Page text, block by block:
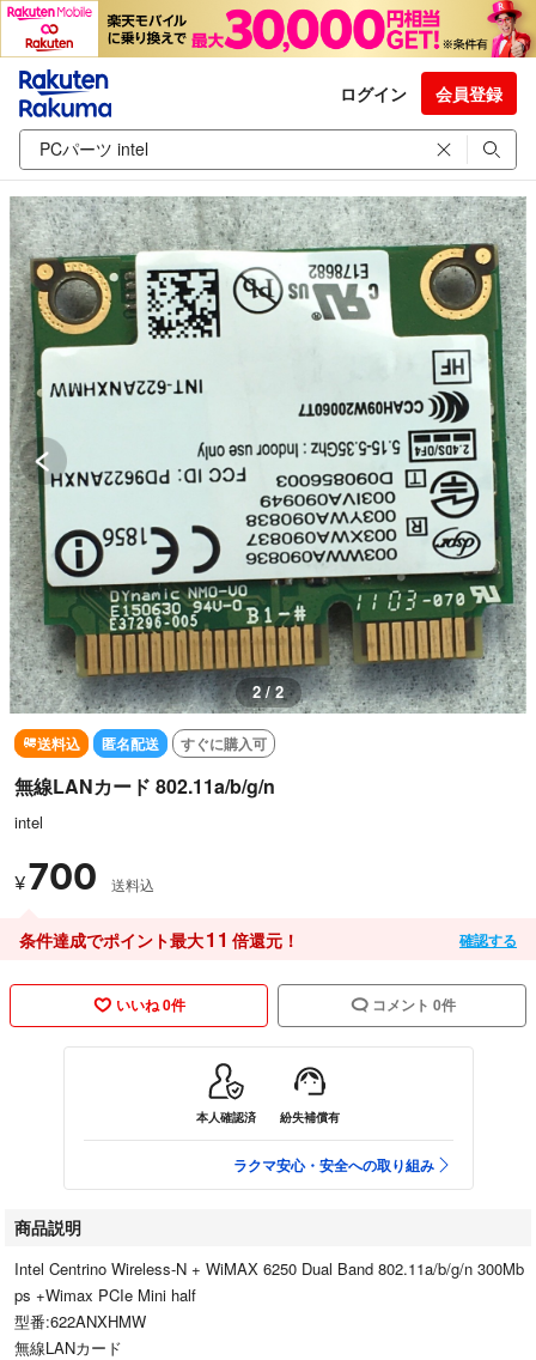
ログイン 会員登録
2 / 2
送料込 匿名配送 すぐに購入可
無線LANカード 802.11a/b/g/n
intel
¥700 送料込
条件達成でポイント最大11 倍還元！ 確認する
いいね 0件 コメント 0件
本人確認済 紛失補償有
ラクマ安心・安全への取り組み
商品説明
Intel Centrino Wireless-N + WiMAX 6250 Dual Band 802.11a/b/g/n 300Mb
ps +Wimax PCIe Mini half
型番:622ANXHMW
無線LANカード